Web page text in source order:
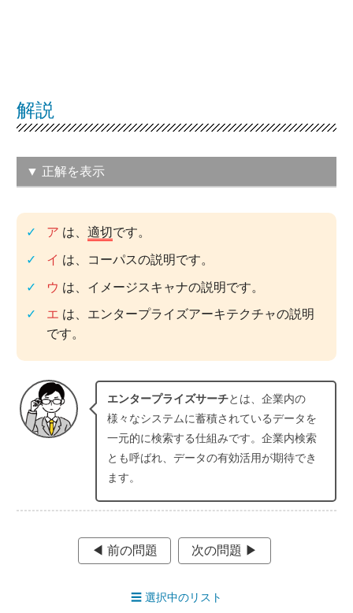
解説
▼ 正解を表示
されている定型又は非定型なデータ
を、一元的に検索するための仕組み
ア は、適切です。
イ は、コーパスの説明です。
ウ は、イメージスキャナの説明です。
エ は、エンタープライズアーキテクチャの説明
です。
エンタープライズサーチとは、企業内の
様々なシステムに蓄積されているデータを
一元的に検索する仕組みです。企業内検索
とも呼ばれ、データの有効活用が期待でき
ます。
◀︎ 前の問題 次の問題 ▶︎
☰選択中のリスト